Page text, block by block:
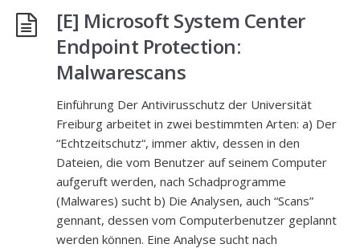
[E] Microsoft System Center
Endpoint Protection:
Malwarescans
Einführung Der Antivirusschutz der Universität
Freiburg arbeitet in zwei bestimmten Arten: a) Der
“Echtzeitschutz“, immer aktiv, dessen in den
Dateien, die vom Benutzer auf seinem Computer
aufgeruft werden, nach Schadprogramme
(Malwares) sucht b) Die Analysen, auch “Scans”
gennant, dessen vom Computerbenutzer geplannt
werden können. Eine Analyse sucht nach